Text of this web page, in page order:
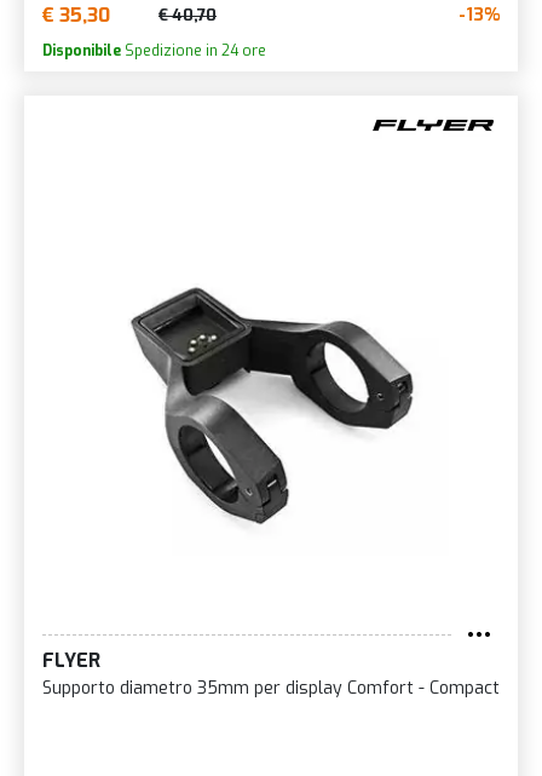
€ 35,30 € 40,70 -13%
Disponibile Spedizione in 24 ore
FLYER
Supporto diametro 35mm per display Comfort - Compact